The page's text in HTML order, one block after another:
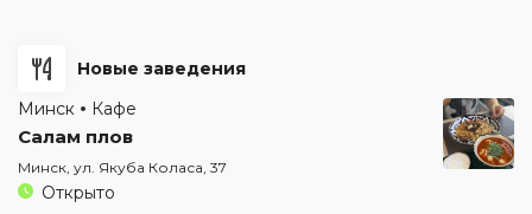
Новые заведения
Минск
Кафе
Салам плов
Минск, ул. Якуба Коласа, 37
Открыто